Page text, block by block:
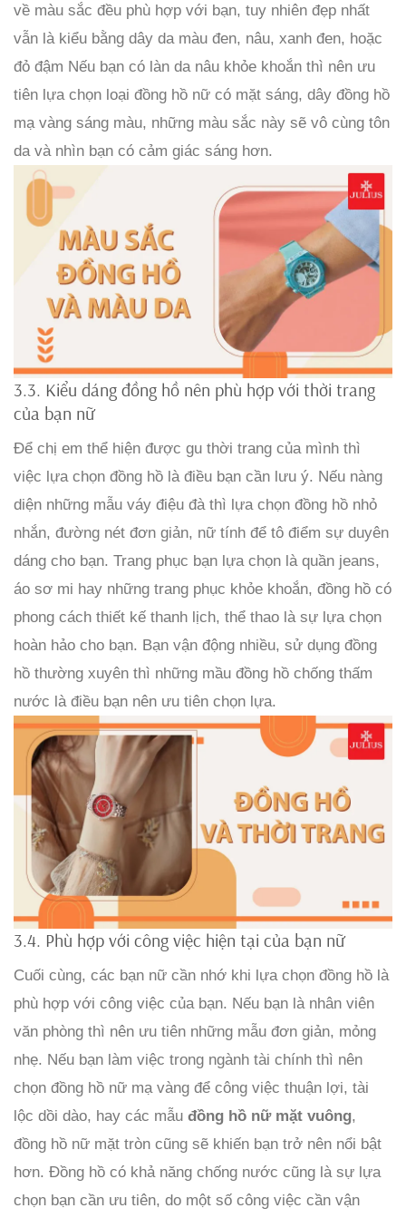
về màu sắc đều phù hợp với bạn, tuy nhiên đẹp nhất
vẫn là kiểu bằng dây da màu đen, nâu, xanh đen, hoặc
đỏ đậm Nếu bạn có làn da nâu khỏe khoắn thì nên ưu
tiên lựa chọn loại đồng hồ nữ có mặt sáng, dây đồng hồ
mạ vàng sáng màu, những màu sắc này sẽ vô cùng tôn
da và nhìn bạn có cảm giác sáng hơn.
3.3. Kiểu dáng đồng hồ nên phù hợp với thời trang
của bạn nữ
Để chị em thể hiện được gu thời trang của mình thì
việc lựa chọn đồng hồ là điều bạn cần lưu ý. Nếu nàng
diện những mẫu váy điệu đà thì lựa chọn đồng hồ nhỏ
nhắn, đường nét đơn giản, nữ tính để tô điểm sự duyên
dáng cho bạn. Trang phục bạn lựa chọn là quần jeans,
áo sơ mi hay những trang phục khỏe khoắn, đồng hồ có
phong cách thiết kế thanh lịch, thể thao là sự lựa chọn
hoàn hảo cho bạn. Bạn vận động nhiều, sử dụng đồng
hồ thường xuyên thì những mầu đồng hồ chống thấm
nước là điều bạn nên ưu tiên chọn lựa.
3.4. Phù hợp với công việc hiện tại của bạn nữ
Cuối cùng, các bạn nữ cần nhớ khi lựa chọn đồng hồ là
phù hợp với công việc của bạn. Nếu bạn là nhân viên
văn phòng thì nên ưu tiên những mẫu đơn giản, mỏng
nhẹ. Nếu bạn làm việc trong ngành tài chính thì nên
chọn đồng hồ nữ mạ vàng để công việc thuận lợi, tài
lộc dồi dào, hay các mẫu đồng hồ nữ mặt vuông,
đồng hồ nữ mặt tròn cũng sẽ khiến bạn trở nên nổi bật
hơn. Đồng hồ có khả năng chống nước cũng là sự lựa
chọn bạn cần ưu tiên, do một số công việc cần vận